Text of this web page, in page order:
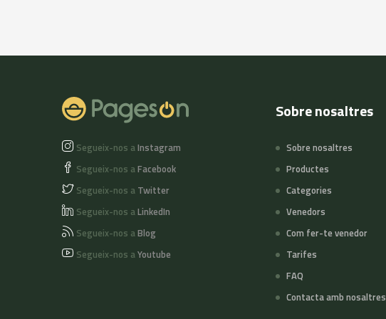
Segueix-nos aInstagram
Segueix-nos aFacebook
Segueix-nos a Twitter
Segueix-nos aLinkedIn
Segueix-nos aBlog
Segueix-nos aYoutube
Sobre nosaltres
Sobre nosaltres
Productes
Categories
Venedors
Com fer-te venedor
Tarifes
FAQ
Contacta amb nosaltres